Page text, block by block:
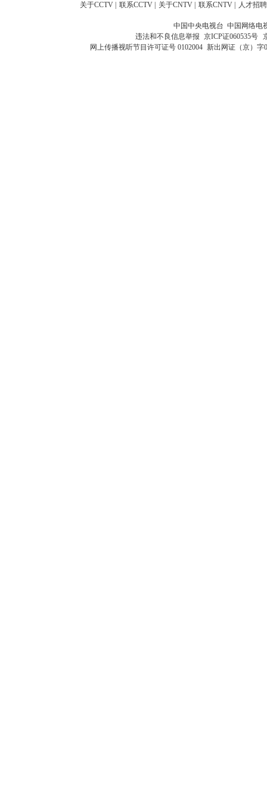
关于CCTV 联系CCTV 关于CNTV 联系CNTV 人才招聘
中国中央电视台 中国网络电
违法和不良信息举报 京ICP证060535号
网上传播视听节目许可证号 0102004 新出网证（京）